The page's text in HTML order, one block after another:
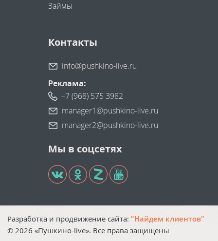
Займы
Контакты
info@pushkino-live.ru
Реклама:
+7 (968) 575 3982
manager1@pushkino-live.ru
manager2@pushkino-live.ru
Мы в соцсетях
Разработка и продвижение сайта: "Найдем клиентов"
© 2026 «Пушкино-live». Все права защищены